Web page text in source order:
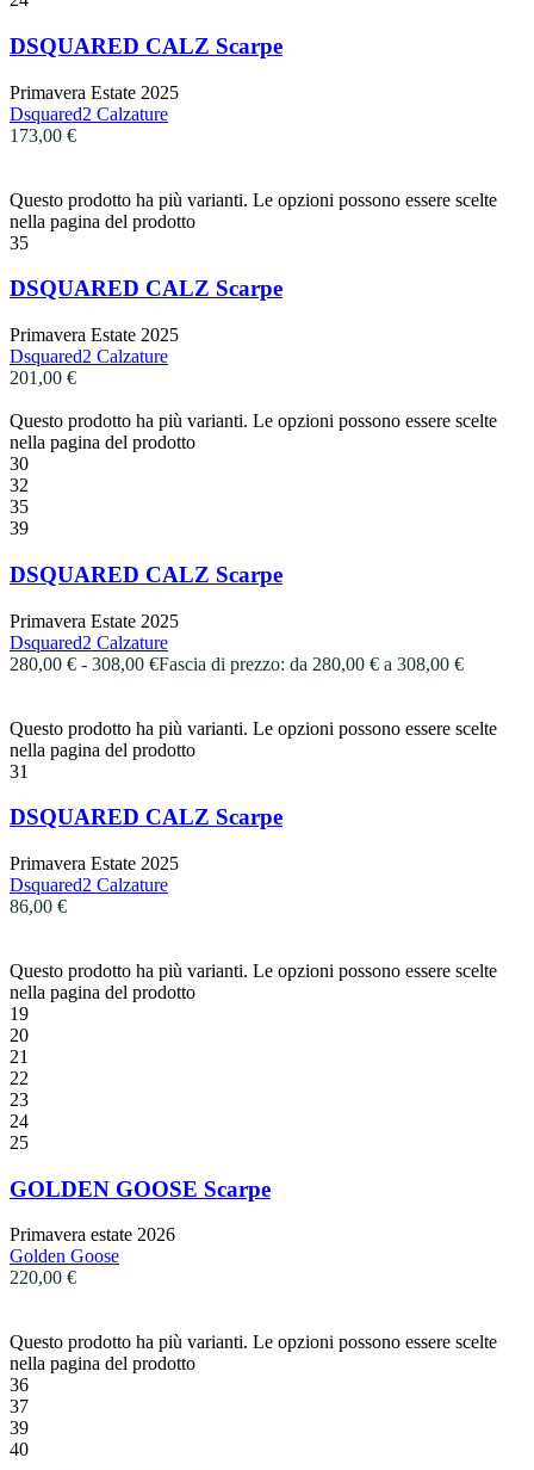
DSQUARED CALZ Scarpe
Primavera Estate 2025
Dsquared2 Calzature
173,00 €
Questo prodotto ha più varianti. Le opzioni possono essere scelte
nella pagina del prodotto
35
DSQUARED CALZ Scarpe
Primavera Estate 2025
Dsquared2 Calzature
201,00 €
Questo prodotto ha più varianti. Le opzioni possono essere scelte
nella pagina del prodotto
30
32
35
39
DSQUARED CALZ Scarpe
Primavera Estate 2025
Dsquared2 Calzature
280,00 € - 308,00 €Fascia di prezzo: da 280,00 € a 308,00 €
Questo prodotto ha più varianti. Le opzioni possono essere scelte
nella pagina del prodotto
31
DSQUARED CALZ Scarpe
Primavera Estate 2025
Dsquared2 Calzature
86,00 €
Questo prodotto ha più varianti. Le opzioni possono essere scelte
nella pagina del prodotto
19
20
21
22
23
24
25
GOLDEN GOOSE Scarpe
Primavera estate 2026
Golden Goose
220,00 €
Questo prodotto ha più varianti. Le opzioni possono essere scelte
nella pagina del prodotto
36
37
39
40